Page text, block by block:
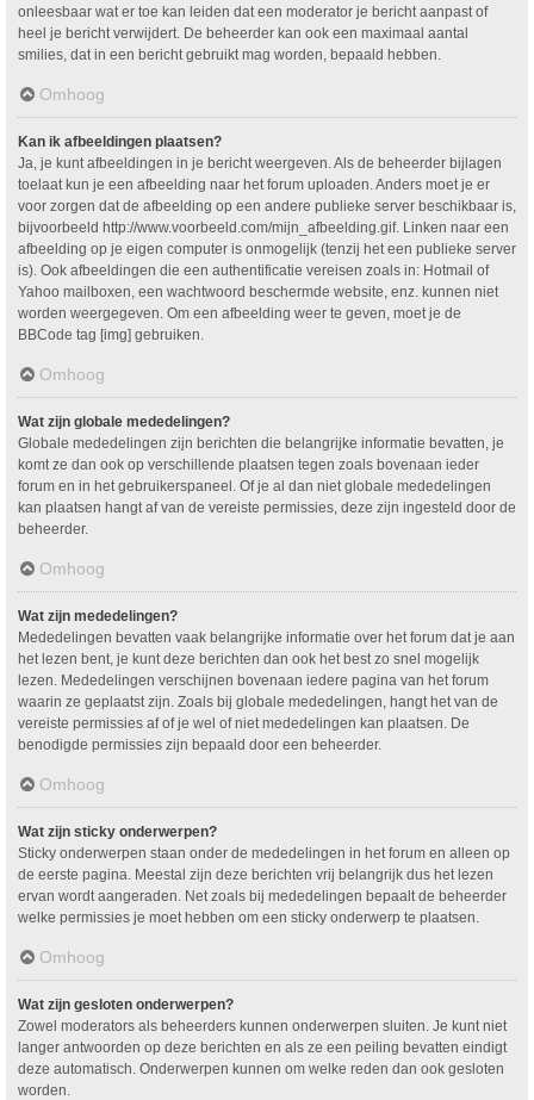
onleesbaar wat er toe kan leiden dat een moderator je bericht aanpast of
heel je bericht verwijdert. De beheerder kan ook een maximaal aantal
smilies, dat in een bericht gebruikt mag worden, bepaald hebben.
Omhoog
Kan ik afbeeldingen plaatsen?
Ja, je kunt afbeeldingen in je bericht weergeven. Als de beheerder bijlagen
toelaat kun je een afbeelding naar het forum uploaden. Anders moet je er
voor zorgen dat de afbeelding op een andere publieke server beschikbaar is,
bijvoorbeeld http://www.voorbeeld.com/mijn_afbeelding.gif. Linken naar een
afbeelding op je eigen computer is onmogelijk (tenzij het een publieke server
is). Ook afbeeldingen die een authentificatie vereisen zoals in: Hotmail of
Yahoo mailboxen, een wachtwoord beschermde website, enz. kunnen niet
worden weergegeven. Om een afbeelding weer te geven, moet je de
BBCode tag [img] gebruiken.
Omhoog
Wat zijn globale mededelingen?
Globale mededelingen zijn berichten die belangrijke informatie bevatten, je
komt ze dan ook op verschillende plaatsen tegen zoals bovenaan ieder
forum en in het gebruikerspaneel. Of je al dan niet globale mededelingen
kan plaatsen hangt af van de vereiste permissies, deze zijn ingesteld door de
beheerder.
Omhoog
Wat zijn mededelingen?
Mededelingen bevatten vaak belangrijke informatie over het forum dat je aan
het lezen bent, je kunt deze berichten dan ook het best zo snel mogelijk
lezen. Mededelingen verschijnen bovenaan iedere pagina van het forum
waarin ze geplaatst zijn. Zoals bij globale mededelingen, hangt het van de
vereiste permissies af of je wel of niet mededelingen kan plaatsen. De
benodigde permissies zijn bepaald door een beheerder.
Omhoog
Wat zijn sticky onderwerpen?
Sticky onderwerpen staan onder de mededelingen in het forum en alleen op
de eerste pagina. Meestal zijn deze berichten vrij belangrijk dus het lezen
ervan wordt aangeraden. Net zoals bij mededelingen bepaalt de beheerder
welke permissies je moet hebben om een sticky onderwerp te plaatsen.
Omhoog
Wat zijn gesloten onderwerpen?
Zowel moderators als beheerders kunnen onderwerpen sluiten. Je kunt niet
langer antwoorden op deze berichten en als ze een peiling bevatten eindigt
deze automatisch. Onderwerpen kunnen om welke reden dan ook gesloten
worden.